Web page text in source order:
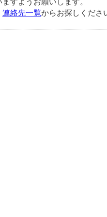
すようお願いします。
連絡先一覧からお探しくださ